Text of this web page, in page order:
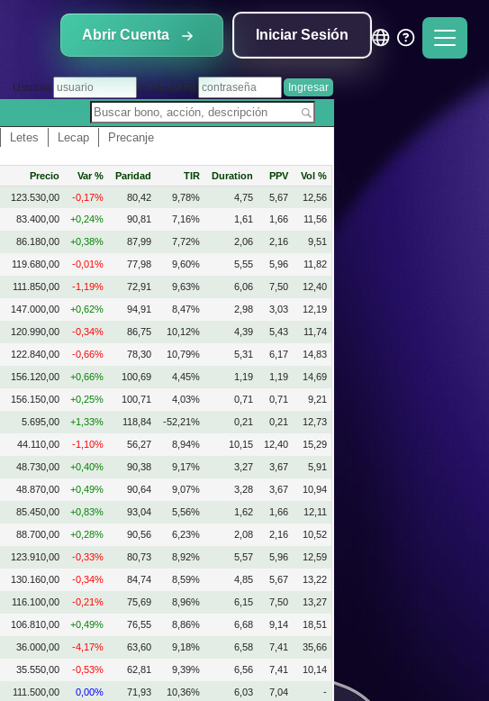
Abrir Cuenta Iniciar Sesión
Usuario Contraseña
Letes Lecap Precanje
Precio Var % Paridad TIR Duration PPV
Vol %
123.530,00 -0,17% 80,42 9,78% 4,75 5,67
12,56
83.400,00 +0,24% 90,81 7,16% 1,61 1,66 11,56
86.180,00 +0,38% 87,99 7,72% 2,06 2,16 9,51
119.680,00 -0,01% 77,98 9,60% 5,55 5,96 11,82
111.850,00 -1,19% 72,91 9,63% 6,06 7,50 12,40
147.000,00 +0,62% 94,91 8,47% 2,98 3,03 12,19
120.990,00 -0,34% 86,75 10,12% 4,39 5,43 11,74
122.840,00 -0,66% 78,30 10,79% 5,31 6,17 14,83
156.120,00 +0,66% 100,69 4,45% 1,19 1,19 14,69
156.150,00 +0,25% 100,71 4,03% 0,71 0,71 9,21
5.695,00 +1,33% 118,84 -52,21% 0,21 0,21 12,73
44.110,00 -1,10% 56,27 8,94% 10,15 12,40 15,29
48.730,00 +0,40% 90,38 9,17% 3,27 3,67 5,91
48.870,00 +0,49% 90,64 9,07% 3,28 3,67 10,94
85.450,00 +0,83% 93,04 5,56% 1,62 1,66 12,11
88.700,00 +0,28% 90,56 6,23% 2,08 2,16 10,52
123.910,00 -0,33% 80,73 8,92% 5,57 5,96 12,59
130.160,00 -0,34% 84,74 8,59% 4,85 5,67 13,22
116.100,00 -0,21% 75,69 8,96% 6,15 7,50 13,27
106.810,00 +0,49% 76,55 8,86% 6,68 9,14 18,51
36.000,00 -4,17% 63,60 9,18% 6,58 7,41 35,66
35.550,00 -0,53% 62,81 9,39% 6,56 7,41 10,14
111.500,00 0,00% 71,93 10,36% 6,03 7,04 -